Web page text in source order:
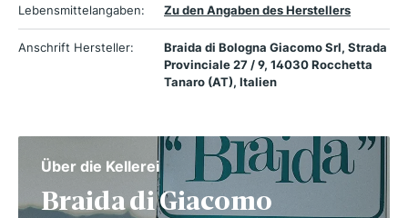
Lebensmittelangaben: Zu den Angaben des Herstellers
Anschrift Hersteller:
Braida di Bologna Giacomo Srl, Strada
Provinciale 27 / 9, 14030 Rocchetta
Tanaro (AT), Italien
Über die Kellerei
Braida di Giacomo